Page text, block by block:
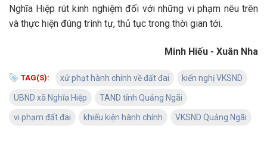
Nghĩa Hiệp rút kinh nghiệm đối với những vi phạm nêu trên
và thực hiện đúng trình tự, thủ tục trong thời gian tới.
Minh Hiếu - Xuân Nha
TAG(S): xử phạt hành chính về đất đai kiến nghị VKSND
UBND xã Nghĩa Hiệp TAND tỉnh Quảng Ngãi
vi phạm đất đai khiếu kiện hành chính VKSND Quảng Ngãi